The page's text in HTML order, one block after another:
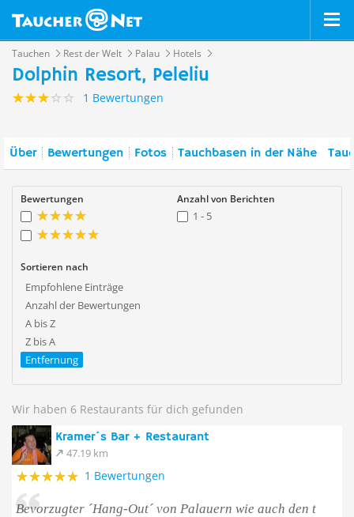
Tauchen Rest der Welt Palau Hotels
Dolphin Resort, Peleliu
1 Bewertungen
Über Bewertungen Fotos Tauchbasen in der Nähe
Bewertungen Anzahl von Berichten
1 - 5
Sortieren nach
Empfohlene Einträge
Anzahl der Bewertungen
A bis Z
Z bis A
Entfernung
Wir haben 6 Restaurants für dich gefunden
Kramer´s Bar + Restaurant
47.19 km
1 Bewertungen
Bevorzugter ´Hang-Out´ von Palauern wie auch den t